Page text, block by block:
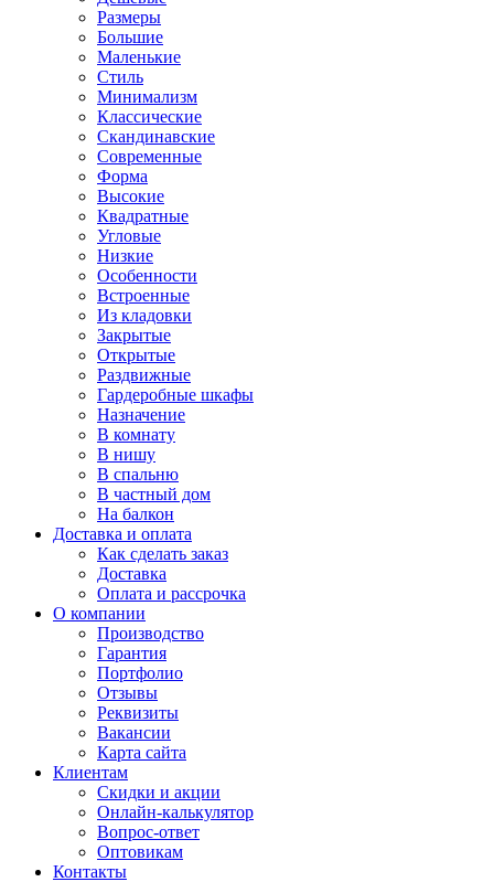
Размеры
Большие
Маленькие
Стиль
Минимализм
Классические
Скандинавские
Современные
Форма
Высокие
Квадратные
Угловые
Низкие
Особенности
Встроенные
Из кладовки
Закрытые
Открытые
Раздвижные
Гардеробные шкафы
Назначение
В комнату
В нишу
В спальню
В частный дом
На балкон
Доставка и оплата
Как сделать заказ
Доставка
Оплата и рассрочка
О компании
Производство
Гарантия
Портфолио
Отзывы
Реквизиты
Вакансии
Карта сайта
Клиентам
Скидки и акции
Онлайн-калькулятор
Вопрос-ответ
Оптовикам
Контакты